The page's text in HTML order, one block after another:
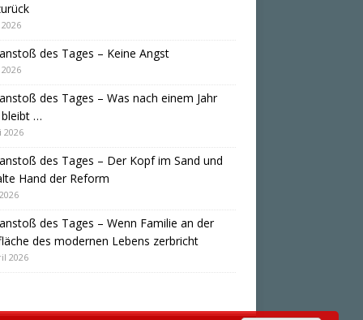
des Tages – Keine Angst
des Tages – Was nach einem Jahr
…
2026
des Tages – Der Kopf im Sand und
Hand der Reform
des Tages – Wenn Familie an der
des modernen Lebens zerbricht
2026